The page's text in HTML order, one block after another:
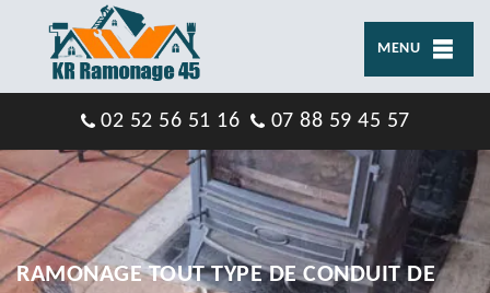
MENU
02 52 56 51 16 07 88 59 45 57
RAMONAGE TOUT TYPE DE CONDUIT DE